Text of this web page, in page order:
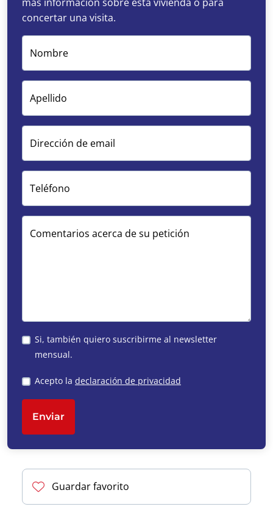
concertar una visita.
Nombre
Apellido
Dirección de email
Teléfono
Comentarios acerca de su petición
Si, también quiero suscribirme al newsletter
mensual.
Acepto la declaración de privacidad
Enviar
Guardar favorito